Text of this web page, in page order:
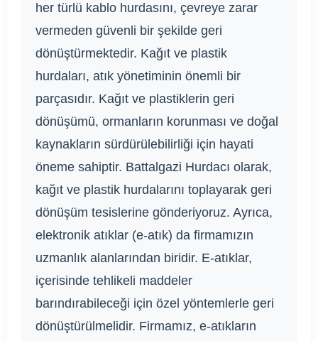
her türlü kablo hurdasını, çevreye zarar
vermeden güvenli bir şekilde geri
dönüştürmektedir. Kağıt ve plastik
hurdaları, atık yönetiminin önemli bir
parçasıdır. Kağıt ve plastiklerin geri
dönüşümü, ormanların korunması ve doğal
kaynakların sürdürülebilirliği için hayati
öneme sahiptir. Battalgazi Hurdacı olarak,
kağıt ve plastik hurdalarını toplayarak geri
dönüşüm tesislerine gönderiyoruz. Ayrıca,
elektronik atıklar (e-atık) da firmamızın
uzmanlık alanlarından biridir. E-atıklar,
içerisinde tehlikeli maddeler
barındırabileceği için özel yöntemlerle geri
dönüştürülmelidir. Firmamız, e-atıkların